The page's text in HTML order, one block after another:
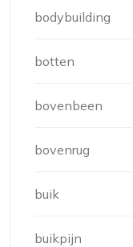
bodybuilding
botten
bovenbeen
bovenrug
buik
buikpijn